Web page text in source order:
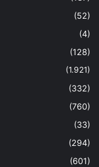
(52)
(4)
(128)
(1.921)
(332)
(760)
(33)
(294)
(601)